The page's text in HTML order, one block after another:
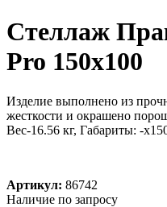
Стеллаж
Pro 150х100
Изделие выполнено из
жесткости и окрашено
Вес-16.56 кг, Габариты: -
Артикул: 86742
Наличие по запросу